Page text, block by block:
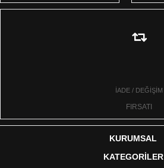
İADE / DEĞİŞİM
FIRSATI
KURUMSAL
KATEGORİLER